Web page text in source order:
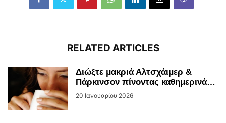
RELATED ARTICLES
Διώξτε μακριά Αλτσχάιμερ &
Πάρκινσον πίνοντας καθημερινά…
20 Ιανουαρίου 2026